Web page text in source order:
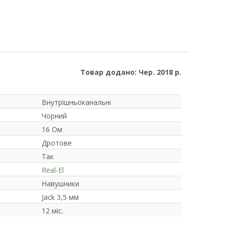
Товар додано: Чер. 2018 р.
Внутрішньоканальні
Чорний
16 Ом
Дротове
Так
Real-El
Навушники
Jack 3,5 мм
12 міс.